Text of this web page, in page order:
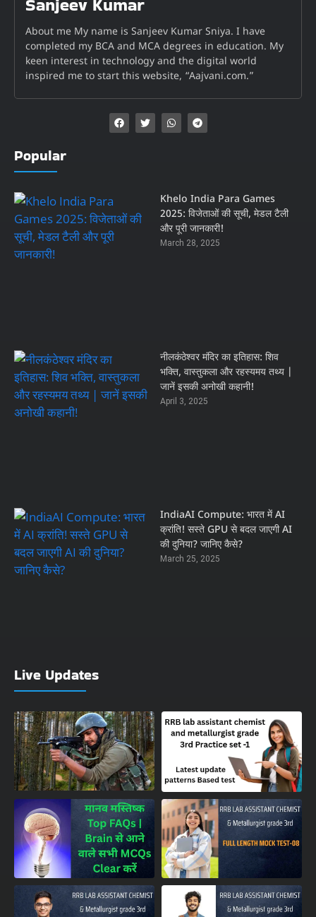
Sanjeev Kumar
About me My name is Sanjeev Kumar Sniya. I have
completed my BCA and MCA degrees in education. My
keen interest in technology and the digital world
inspired me to start this website, “Aajvani.com.”
Popular
Khelo India Para Games
2025: विजेताओं की सूची, मेडल टैली
और पूरी जानकारी!
March 28, 2025
नीलकंठेश्वर मंदिर का इतिहास: शिव
भक्ति, वास्तुकला और रहस्यमय तथ्य |
जानें इसकी अनोखी कहानी!
April 3, 2025
IndiaAI Compute: भारत में AI
क्रांति! सस्ते GPU से बदल जाएगी AI
की दुनिया? जानिए कैसे?
March 25, 2025
Live Updates